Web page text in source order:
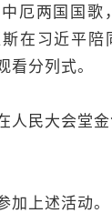
厄两国国歌
在习近平陪
看分列式。
民大会堂金
上述活动。